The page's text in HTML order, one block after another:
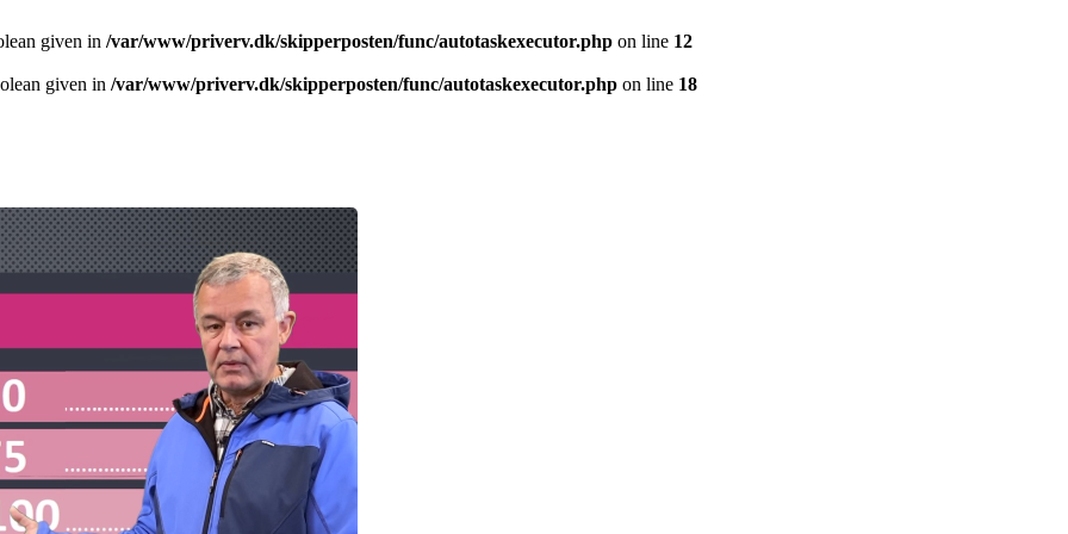
given in /var/www/priverv.dk/skipperposten/func/autotaskexecutor.php on line 12
given in /var/www/priverv.dk/skipperposten/func/autotaskexecutor.php on line 18